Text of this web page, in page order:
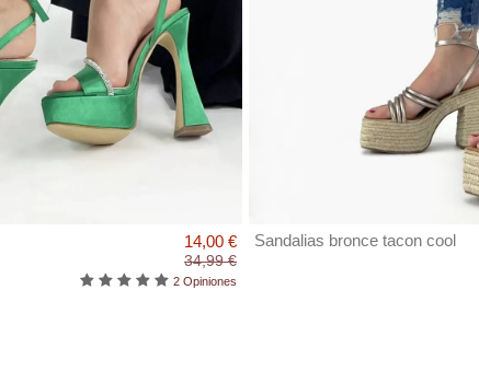
14,00 €
34,99 €
2 Opiniones
Sandalias bronce tacon cool